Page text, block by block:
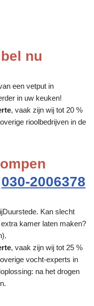
nu
een vetput in
in uw keuken!
, vaak zijn wij tot 20 %
rioolbedrijven in de
030-2006378
Kan slecht
kamer laten maken?
, vaak zijn wij tot 25 %
vocht-experts in
na het drogen